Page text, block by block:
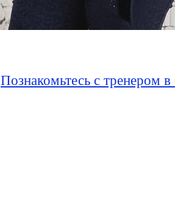
Познакомьтесь с тренером в